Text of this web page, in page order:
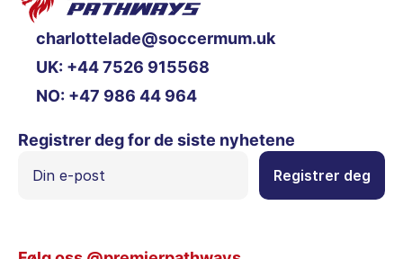
charlottelade@soccermum.uk
UK: +44 7526 915568
NO: +47 986 44 964
Registrer deg for de siste nyhetene